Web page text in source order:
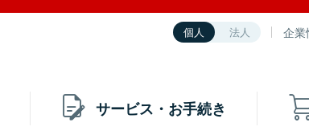
個人 法人 企業
サービス・お手続き